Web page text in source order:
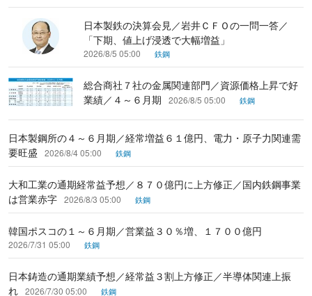
日本製鉄の決算会見／岩井ＣＦＯの一問一答／
「下期、値上げ浸透で大幅増益」
2026/8/5 05:00 鉄鋼
総合商社７社の金属関連部門／資源価格上昇で好
業績／４～６月期
2026/8/5 05:00 鉄鋼
日本製鋼所の４～６月期／経常増益６１億円、電力・原子力関連需
要旺盛
2026/8/4 05:00 鉄鋼
大和工業の通期経常益予想／８７０億円に上方修正／国内鉄鋼事業
は営業赤字 2026/8/3 05:00 鉄鋼
韓国ポスコの１～６月期／営業益３０％増、１７００億円
2026/7/31 05:00 鉄鋼
日本鋳造の通期業績予想／経常益３割上方修正／半導体関連上振
れ 2026/7/30 05:00 鉄鋼